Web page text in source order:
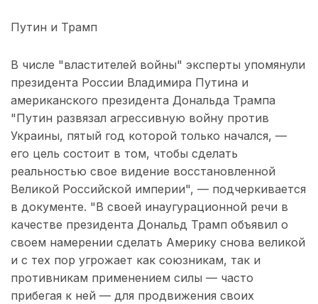
Путин и Трамп
В числе "властителей войны" эксперты упомянули
президента России Владимира Путина и
американского президента Дональда Трампа
"Путин развязал агрессивную войну против
Украины, пятый год которой только начался, —
его цель состоит в том, чтобы сделать
реальностью свое видение восстановленной
Великой Российской империи", — подчеркивается
в документе. "В своей инаугурационной речи в
качестве президента Дональд Трамп объявил о
своем намерении сделать Америку снова великой
и с тех пор угрожает как союзникам, так и
противникам применением силы — часто
прибегая к ней — для продвижения своих